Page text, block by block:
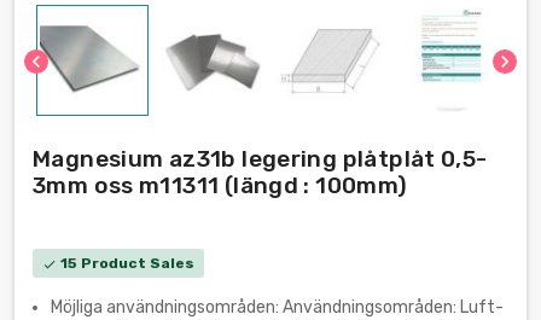
chevron_left chevron_right
Magnesium az31b legering plåtplåt 0,5-
3mm oss m11311 (längd : 100mm)
check 15 Product Sales
Möjliga användningsområden: Användningsområden: Luft-